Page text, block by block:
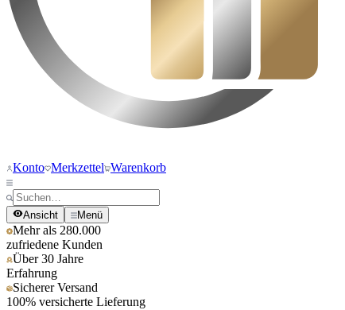
Konto Merkzettel Warenkorb
Ansicht Menü
Mehr als 280.000
zufriedene Kunden
Über 30 Jahre
Erfahrung
Sicherer Versand
100% versicherte Lieferung